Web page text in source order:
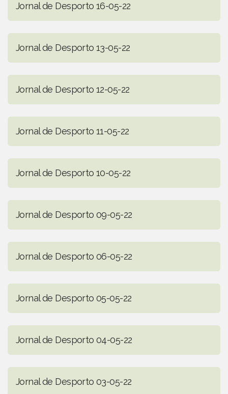
Jornal de Desporto 16-05-22
Jornal de Desporto 13-05-22
Jornal de Desporto 12-05-22
Jornal de Desporto 11-05-22
Jornal de Desporto 10-05-22
Jornal de Desporto 09-05-22
Jornal de Desporto 06-05-22
Jornal de Desporto 05-05-22
Jornal de Desporto 04-05-22
Jornal de Desporto 03-05-22